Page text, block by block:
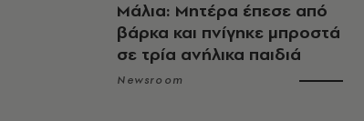
Μάλια: Μητέρα έπεσε από
βάρκα και πνίγηκε μπροστά
σε τρία ανήλικα παιδιά
Newsroom